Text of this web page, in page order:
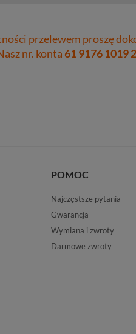
przelewem proszę
nr. konta61 9176 1019
POMOC
Najczęstsze pytania
Gwarancja
Wymiana i zwroty
Darmowe zwroty